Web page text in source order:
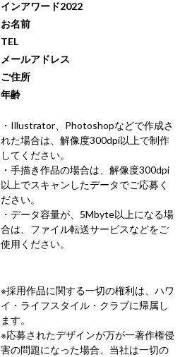
インアワード2022
お名前
TEL
メールアドレス
ご住所
年齢
・Illustrator、Photoshopなどで作成さ
れた場合は、解像度300dpi以上で制作
してください。
・手描き作品の場合は、解像度300dpi
以上でスキャンしたデータでご応募く
ださい。
・データ容量が、5Mbyte以上になる場
合は、ファイル転送サービスなどをご
使用ください。
※採用作品に関する一切の権利は、ハワ
イ・ライフスタイル・クラブに帰属し
ます。
※応募されたデザインが万が一著作権侵
害の問題になった場合、当社は一切の